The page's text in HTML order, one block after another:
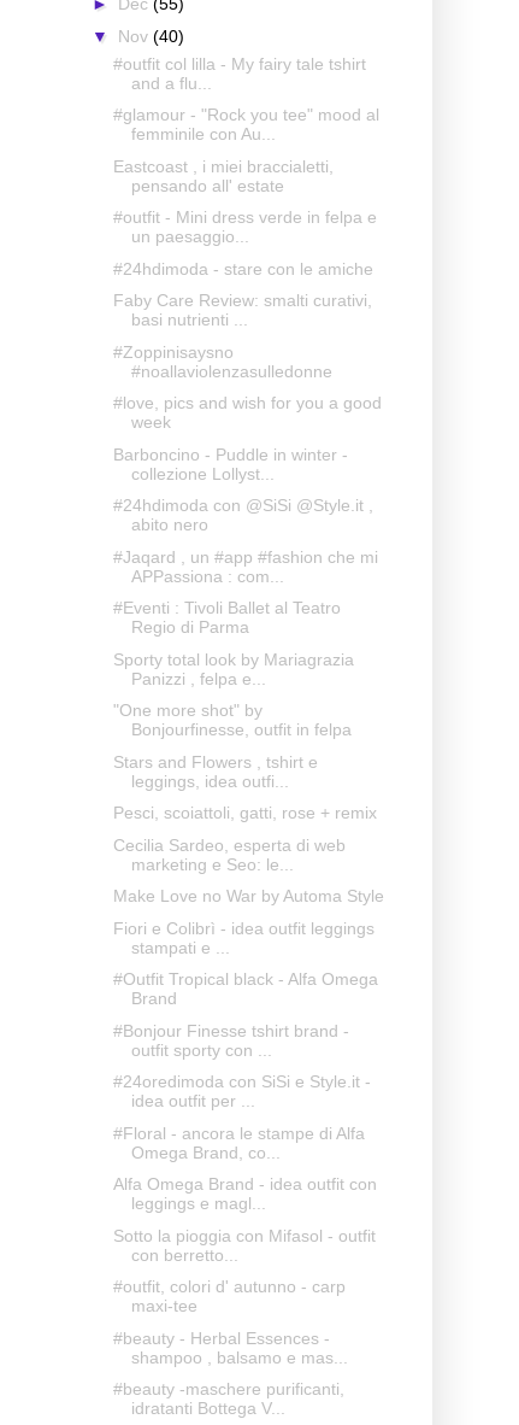
▼ Nov (40)
#outfit col lilla - My fairy tale tshirt
and a flu...
#glamour - "Rock you tee" mood al
femminile con Au...
Eastcoast , i miei braccialetti,
pensando all' estate
#outfit - Mini dress verde in felpa e
un paesaggio...
#24hdimoda - stare con le amiche
Faby Care Review: smalti curativi,
basi nutrienti ...
#Zoppinisaysno
#noallaviolenzasulledonne
#love, pics and wish for you a good
week
Barboncino - Puddle in winter -
collezione Lollyst...
#24hdimoda con @SiSi @Style.it ,
abito nero
#Jaqard , un #app #fashion che mi
APPassiona : com...
#Eventi : Tivoli Ballet al Teatro
Regio di Parma
Sporty total look by Mariagrazia
Panizzi , felpa e...
"One more shot" by
Bonjourfinesse, outfit in felpa
Stars and Flowers , tshirt e
leggings, idea outfi...
Pesci, scoiattoli, gatti, rose + remix
Cecilia Sardeo, esperta di web
marketing e Seo: le...
Make Love no War by Automa Style
Fiori e Colibrì - idea outfit leggings
stampati e ...
#Outfit Tropical black - Alfa Omega
Brand
#Bonjour Finesse tshirt brand -
outfit sporty con ...
#24oredimoda con SiSi e Style.it -
idea outfit per ...
#Floral - ancora le stampe di Alfa
Omega Brand, co...
Alfa Omega Brand - idea outfit con
leggings e magl...
Sotto la pioggia con Mifasol - outfit
con berretto...
#outfit, colori d' autunno - carp
maxi-tee
#beauty - Herbal Essences -
shampoo , balsamo e mas...
#beauty -maschere purificanti,
idratanti Bottega V...